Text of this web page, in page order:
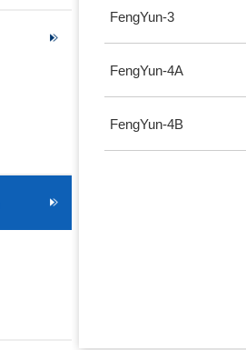
FengYun-3
FengYun-4A
FengYun-4B